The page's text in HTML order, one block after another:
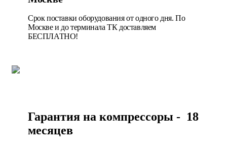
Срок поставки оборудования от одного дня. По
Москве и до терминала ТК доставляем
БЕСПЛАТНО!
Гарантия на компрессоры - 18
месяцев